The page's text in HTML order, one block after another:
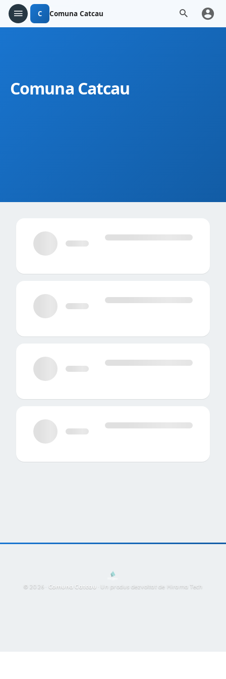
C Comuna Catcau
Comuna Catcau
© 2026 · Comuna Catcau Un produs dezvoltat de Hirama Tech